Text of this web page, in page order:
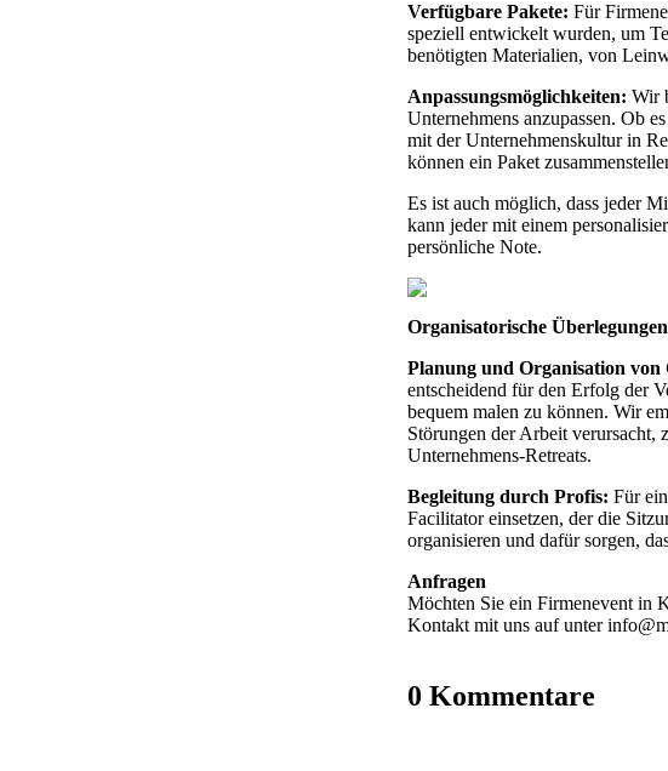
Verfügbare Pakete: Für
speziell entwickelt wurden, um
benötigten Materialien, von
Anpassungsmöglichkeiten: Wir
Unternehmens anzupassen. Ob
mit der Unternehmenskultur in
können ein Paket
Es ist auch möglich, dass jeder
kann jeder mit einem
persönliche Note.
Organisatorische Überlegungen
Planung und Organisation
entscheidend für den Erfolg der
bequem malen zu können. Wir
Störungen der Arbeit verursacht,
Unternehmens-Retreats.
Begleitung durch Profis: Für
Facilitator einsetzen, der die
organisieren und dafür sorgen,
Anfragen
Möchten Sie ein Firmenevent in
Kontakt mit uns auf unter
0 Kommentare